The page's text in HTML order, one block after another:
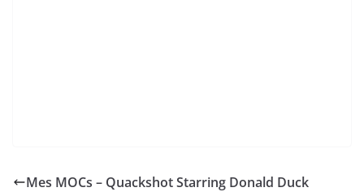
Mes MOCs – Quackshot Starring Donald Duck